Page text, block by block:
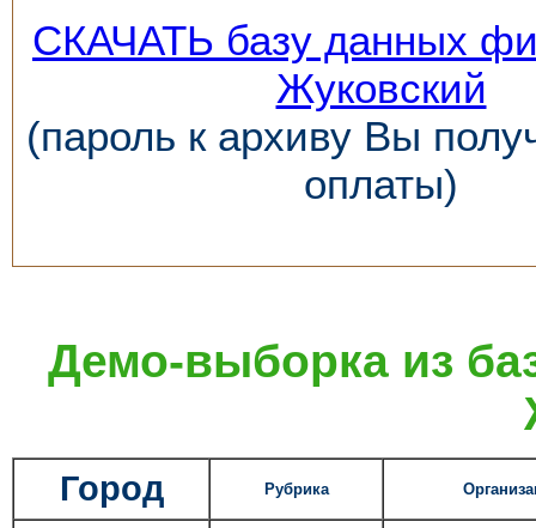
СКАЧАТЬ базу данных
Жуковский
(пароль к архиву Вы
оплаты)
Демо-выборка из
Город Рубрика